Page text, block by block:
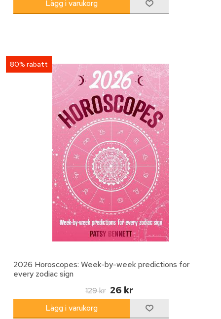
80% rabatt
2026 Horoscopes: Week-by-week predictions for
every zodiac sign
129 kr 26 kr